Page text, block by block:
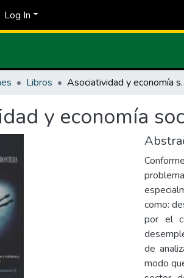
Log In
Libros
y economía
como:
por el
de
modo